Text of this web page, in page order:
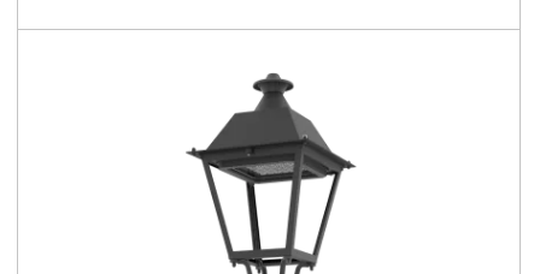
90 - 168 [lm/W]
Familie vergleichen